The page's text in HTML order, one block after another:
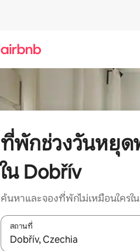
ที่พักช่วงวันหยุ
ใน Dobřív
ค้นหาและจองที่พักไม่เหมือนใครใ
สถานที่
ใช้ลูกศรขึ้นลง หรือใช้การสัมผัสหรือ